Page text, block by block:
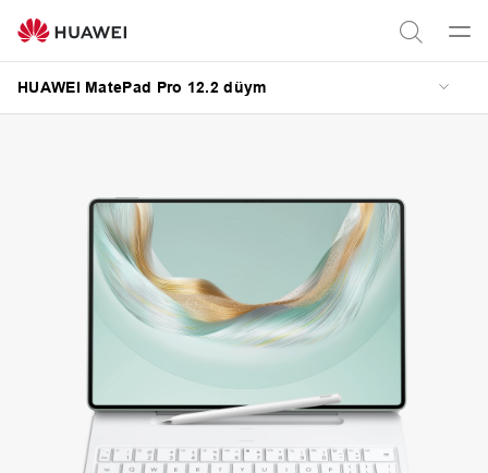
HUAWEI
MatePad
Pro
12.2
düym
Axtar
aç
HUAWEI MatePad Pro 12.2 düym